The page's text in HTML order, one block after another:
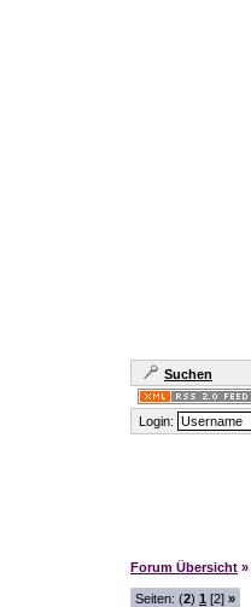
Suchen
Login:
Forum Übersicht »
Seiten: (2) 1 [2] »